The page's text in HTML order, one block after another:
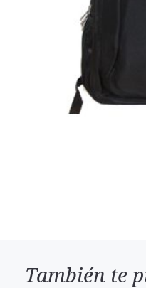
También te